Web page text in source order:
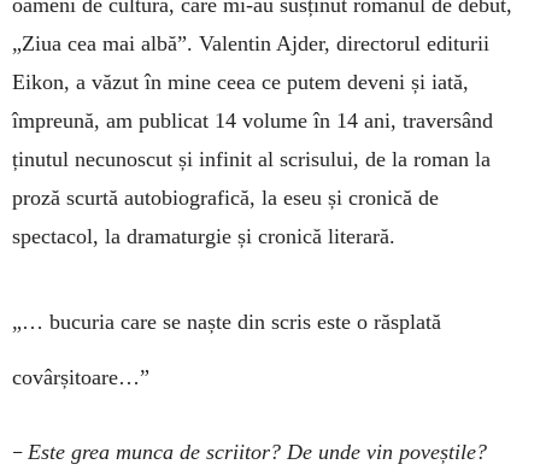
„Ziua cea mai albă”. Valentin Ajder, directorul editurii
Eikon, a văzut în mine ceea ce putem deveni și iată,
împreună, am publicat 14 volume în 14 ani, traversând
ținutul necunoscut și infinit al scrisului, de la roman la
proză scurtă autobiografică, la eseu și cronică de
spectacol, la dramaturgie și cronică literară.
„… bucuria care se naște din scris este o răsplată
covârșitoare…”
– Este grea munca de scriitor? De unde vin poveștile?